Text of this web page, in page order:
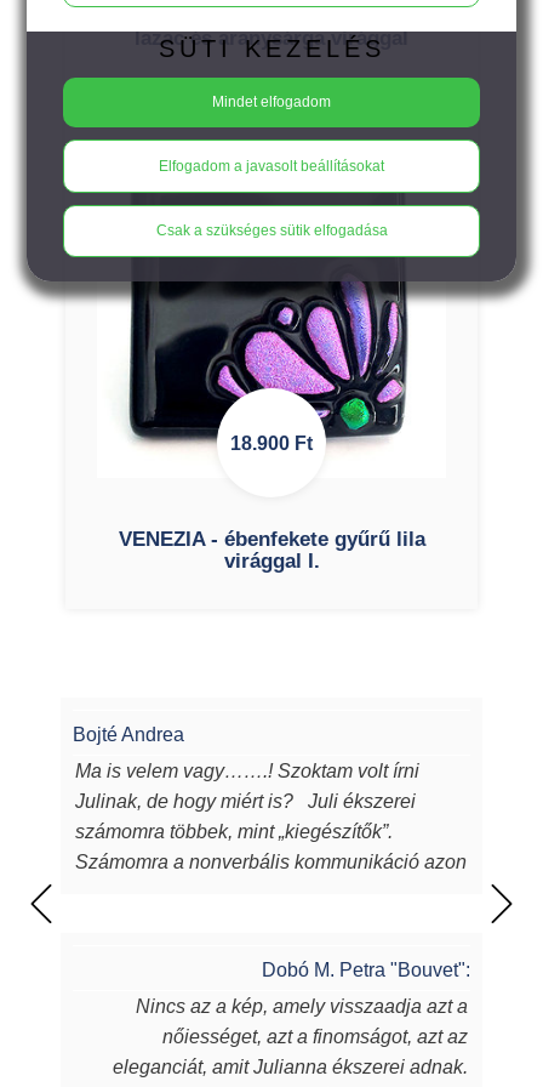
lazac és aranysárga virággal
18.900 Ft
VENEZIA - ébenfekete gyűrű lila
virággal I.
Bojté Andrea
Ma is velem vagy…….! Szoktam volt írni
Julinak, de hogy miért is? Juli ékszerei
számomra többek, mint „kiegészítők”.
Számomra a nonverbális kommunikáció azon
egyediek, csodaszépek, igényesek,
sugározzák az alkotójuk által belevitt
energiát, szeretetet, amit készítőjük alkotás
során beletett. Szeretem a kincseit, viselem
Dobó M. Petra "Bouvet":
Nincs az a kép, amely visszaadja azt a
nőiességet, azt a finomságot, azt az
eleganciát, amit Julianna ékszerei adnak.
SÜTI KEZELÉS
Mindet elfogadom
Elfogadom a javasolt beállításokat
Csak a szükséges sütik elfogadása